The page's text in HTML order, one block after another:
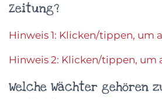
Zeitung?
Hinweis 1: Klicken/tippen, um
Hinweis 2: Klicken/tippen, um
Welche Wächter gehören